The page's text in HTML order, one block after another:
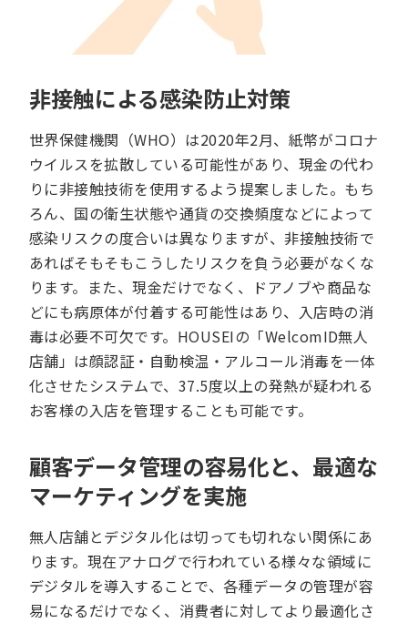
非接触による感染防止対策
世界保健機関（WHO）は2020年2月、紙幣がコロナ
ウイルスを拡散している可能性があり、現金の代わ
りに非接触技術を使用するよう提案しました。もち
ろん、国の衛生状態や通貨の交換頻度などによって
感染リスクの度合いは異なりますが、非接触技術で
あればそもそもこうしたリスクを負う必要がなくな
ります。また、現金だけでなく、ドアノブや商品な
どにも病原体が付着する可能性はあり、入店時の消
毒は必要不可欠です。HOUSEIの「WelcomID無人
店舗」は顔認証・自動検温・アルコール消毒を一体
化させたシステムで、37.5度以上の発熱が疑われる
お客様の入店を管理することも可能です。
顧客データ管理の容易化と、最適な
マーケティングを実施
無人店舗とデジタル化は切っても切れない関係にあ
ります。現在アナログで行われている様々な領域に
デジタルを導入することで、各種データの管理が容
易になるだけでなく、消費者に対してより最適化さ